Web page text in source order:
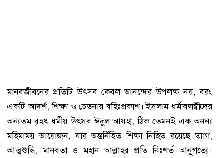
মানবজীবনের প্রতিটি উৎসব কেবল আনন্দের উপলক্ষ নয়, বরং
একটি আদর্শ, শিক্ষা ও চেতনার বহিঃপ্রকাশ। ইসলাম ধর্মাবলম্বীদের
অন্যতম বৃহৎ ধর্মীয় উৎসব ঈদুল আযহা, ঠিক তেমনই এক অনন্য
মহিমাময় আয়োজন, যার অন্তর্নিহিত শিক্ষা নিহিত রয়েছে ত্যাগ,
আত্মশুদ্ধি, মানবতা ও মহান আল্লাহর প্রতি নিঃশর্ত আনুগত্যে।